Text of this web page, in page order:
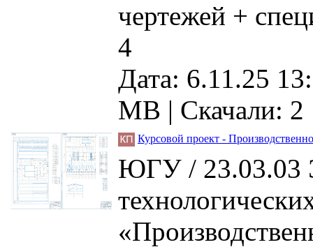
чертежей +
4
Дата: 6.11.25
MB | Скачали: 2
Курсовой проект -
ЮГУ / 23.03.03